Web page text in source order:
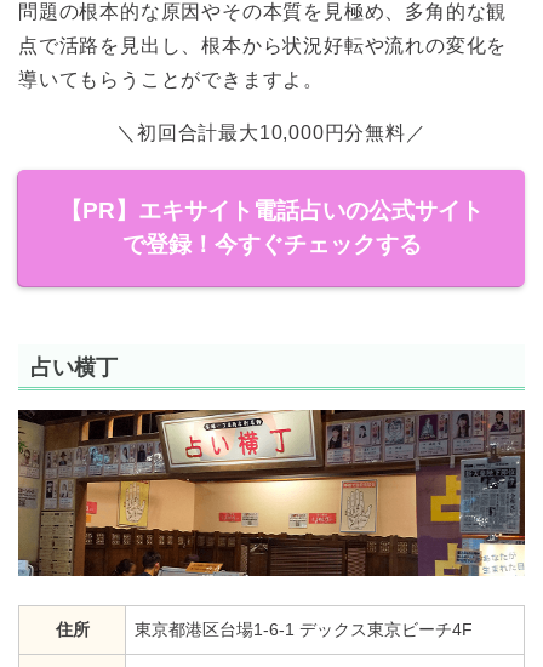
問題の根本的な原因やその本質を見極め、多角的な観
点で活路を見出し、根本から状況好転や流れの変化を
導いてもらうことができますよ。
＼初回合計最大10,000円分無料／
【PR】エキサイト電話占いの公式サイト
で登録！今すぐチェックする
占い横丁
住所 東京都港区台場1-6-1 デックス東京ビーチ4F